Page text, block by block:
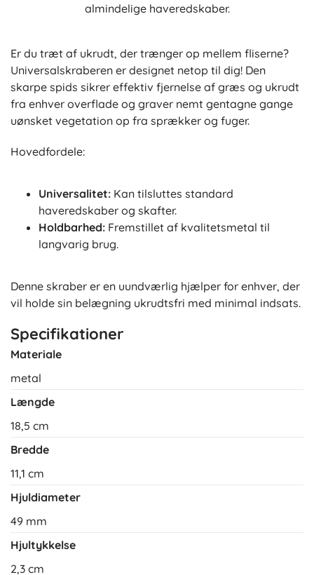
almindelige haveredskaber.
Er du træt af ukrudt, der trænger op mellem fliserne?
Universalskraberen er designet netop til dig! Den
skarpe spids sikrer effektiv fjernelse af græs og ukrudt
fra enhver overflade og graver nemt gentagne gange
uønsket vegetation op fra sprækker og fuger.
Hovedfordele:
Universalitet: Kan tilsluttes standard
haveredskaber og skafter.
Holdbarhed: Fremstillet af kvalitetsmetal til
langvarig brug.
Denne skraber er en uundværlig hjælper for enhver, der
vil holde sin belægning ukrudtsfri med minimal indsats.
Specifikationer
Materiale
metal
Længde
18,5 cm
Bredde
11,1 cm
Hjuldiameter
49 mm
Hjultykkelse
2,3 cm